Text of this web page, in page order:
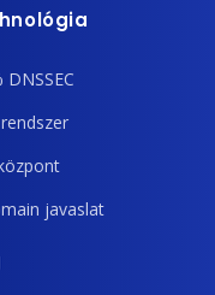
DNSSEC
javaslat